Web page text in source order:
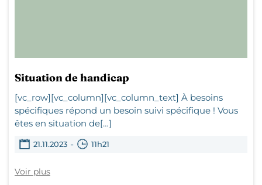
Situation de handicap
[vc_row][vc_column][vc_column_text] À besoins
spécifiques répond un besoin suivi spécifique ! Vous
êtes en situation de[…]
21.11.2023 - 11h21
Voir plus